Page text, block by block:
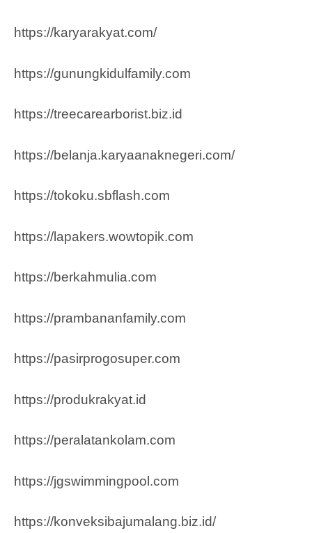
https://karyarakyat.com/
https://gunungkidulfamily.com
https://treecarearborist.biz.id
https://belanja.karyaanaknegeri.com/
https://tokoku.sbflash.com
https://lapakers.wowtopik.com
https://berkahmulia.com
https://prambananfamily.com
https://pasirprogosuper.com
https://produkrakyat.id
https://peralatankolam.com
https://jgswimmingpool.com
https://konveksibajumalang.biz.id/